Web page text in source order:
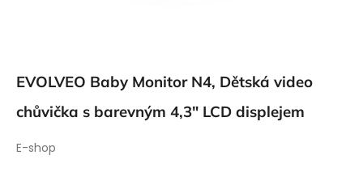
EVOLVEO Baby Monitor N4, Dětská video
chůvička s barevným 4,3" LCD displejem
E-shop